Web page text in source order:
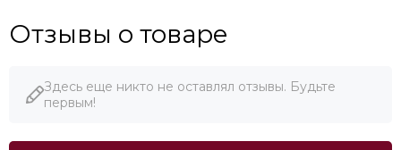
Отзывы о товаре
Здесь еще никто не оставлял отзывы. Будьте
первым!